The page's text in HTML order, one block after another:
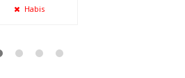
Habis